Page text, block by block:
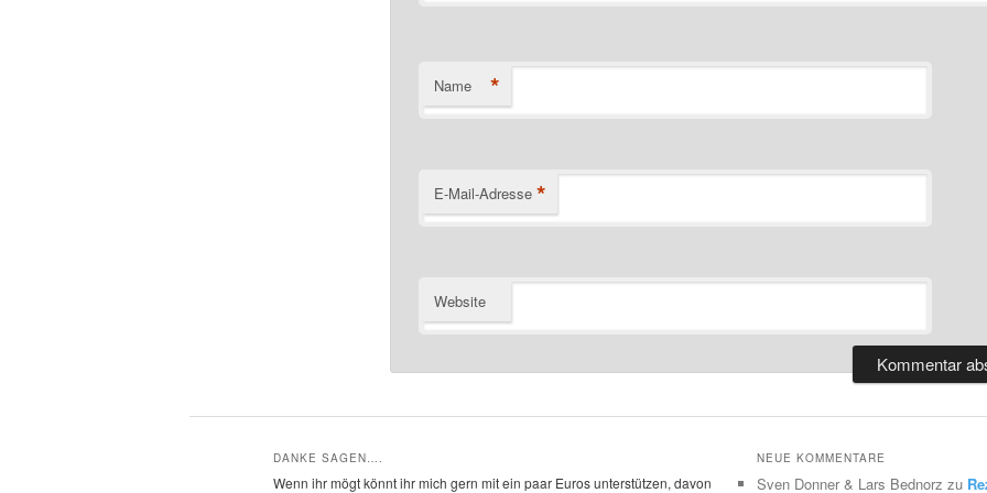
Name *
E-Mail-Adresse *
Website
DANKE SAGEN….
Wenn ihr mögt könnt ihr mich gern mit ein paar Euros unterstützen, davon
NEUE KOMMENTARE
Sven Donner & Lars Bednorz zu